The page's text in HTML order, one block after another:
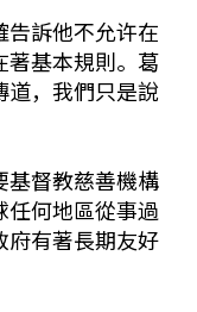
訴他不允许在
著基本規則。葛
道，我們只是說
基督教慈善機構
任何地區從事過
府有著長期友好